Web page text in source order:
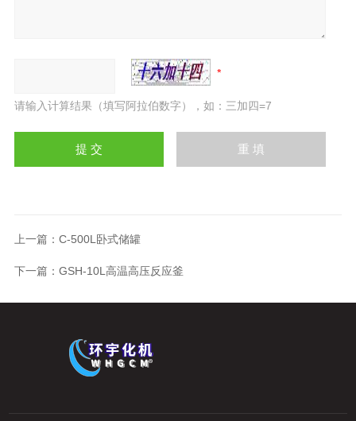
请输入计算结果（填写阿拉伯数字），如：三加四=7
上一篇： C-500L卧式储罐
下一篇： GSH-10L高温高压反应釜